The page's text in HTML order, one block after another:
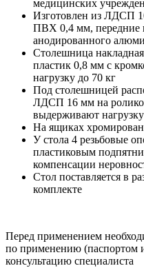
медицинских
Изготовлен из ЛДСП
ПВХ 0,4 мм, передние
анодированного
Столешница
пластик 0,8 мм с
нагрузку до 70 кг
Под столешницей
ЛДСП 16 мм на
выдерживают
На ящиках
У стола 4 резьбовые
пластиковым
компенсации
Стол поставляется в
комплекте
Перед применением
по применению (паспортом
консультацию специалиста